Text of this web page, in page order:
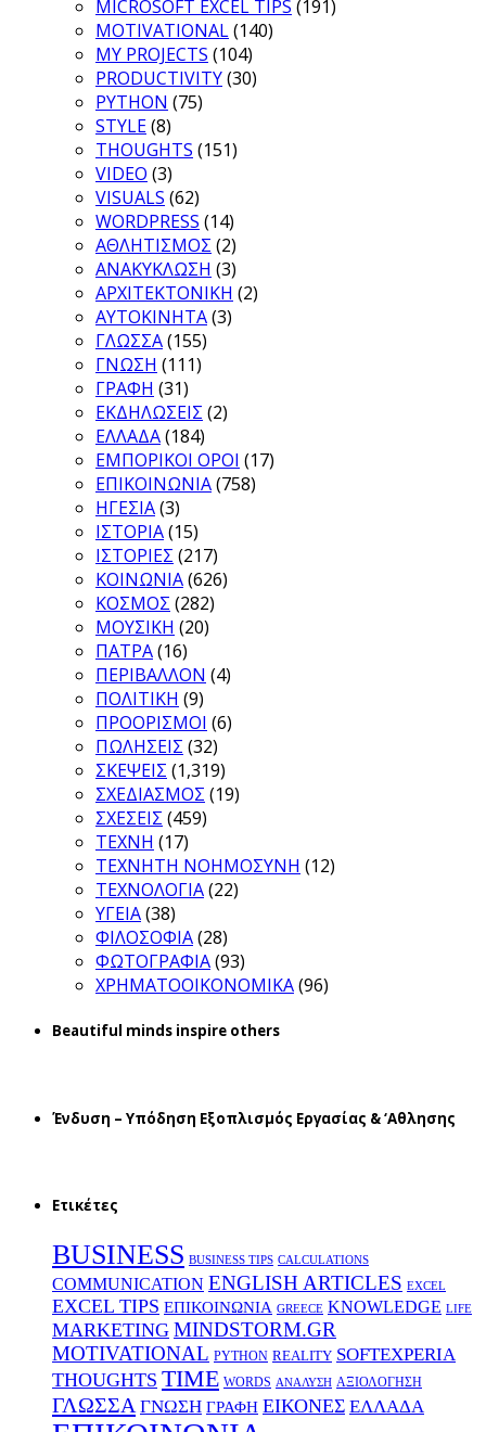
MICROSOFT EXCEL TIPS (191)
MOTIVATIONAL(140)
MY PROJECTS (104)
PRODUCTIVITY(30)
PYTHON (75)
STYLE(8)
THOUGHTS (151)
VIDEO (3)
VISUALS (62)
WORDPRESS (14)
ΑΘΛΗΤΙΣΜΟΣ (2)
ΑΝΑΚΥΚΛΩΣΗ (3)
ΑΡΧΙΤΕΚΤΟΝΙΚΗ (2)
ΑΥΤΟΚΙΝΗΤΑ(3)
ΓΛΩΣΣΑ(155)
ΓΝΩΣΗ (111)
ΓΡΑΦΗ (31)
ΕΚΔΗΛΩΣΕΙΣ (2)
ΕΛΛΑΔΑ(184)
ΕΜΠΟΡΙΚΟΙ ΟΡΟΙ (17)
ΕΠΙΚΟΙΝΩΝΙΑ(758)
ΗΓΕΣΙΑ(3)
ΙΣΤΟΡΙΑ(15)
ΙΣΤΟΡΙΕΣ (217)
ΚΟΙΝΩΝΙΑ(626)
ΚΟΣΜΟΣ (282)
ΜΟΥΣΙΚΗ (20)
ΠΑΤΡΑ(16)
ΠΕΡΙΒΑΛΛΟΝ (4)
ΠΟΛΙΤΙΚΗ (9)
ΠΡΟΟΡΙΣΜΟΙ (6)
ΠΩΛΗΣΕΙΣ (32)
ΣΚΕΨΕΙΣ (1,319)
ΣΧΕΔΙΑΣΜΟΣ (19)
ΣΧΕΣΕΙΣ (459)
ΤΕΧΝΗ (17)
ΤΕΧΝΗΤΗ ΝΟΗΜΟΣΥΝΗ (12)
ΤΕΧΝΟΛΟΓΙΑ(22)
ΥΓΕΙΑ(38)
ΦΙΛΟΣΟΦΙΑ(28)
ΦΩΤΟΓΡΑΦΙΑ(93)
ΧΡΗΜΑΤΟΟΙΚΟΝΟΜΙΚΑ(96)
Beautiful minds inspire others
Ένδυση – Υπόδηση Εξοπλισμός Εργασίας & ‘Aθλησης
Ετικέτες
BUSINESS BUSINESS TIPS CALCULATIONS
COMMUNICATION ENGLISH ARTICLES EXCEL
EXCEL TIPS EΠΙΚΟΙΝΩΝΙΑ GREECE KNOWLEDGE LIFE
MARKETING MINDSTORM.GR
MOTIVATIONAL PYTHON REALITY SOFTEXPERIA
THOUGHTS TIME WORDS ΑΝΑΛΥΣΗ ΑΞΙΟΛΟΓΗΣΗ
ΓΛΩΣΣΑ ΓΝΩΣΗ ΓΡΑΦΗ ΕΙΚΟΝΕΣ ΕΛΛΑΔΑ